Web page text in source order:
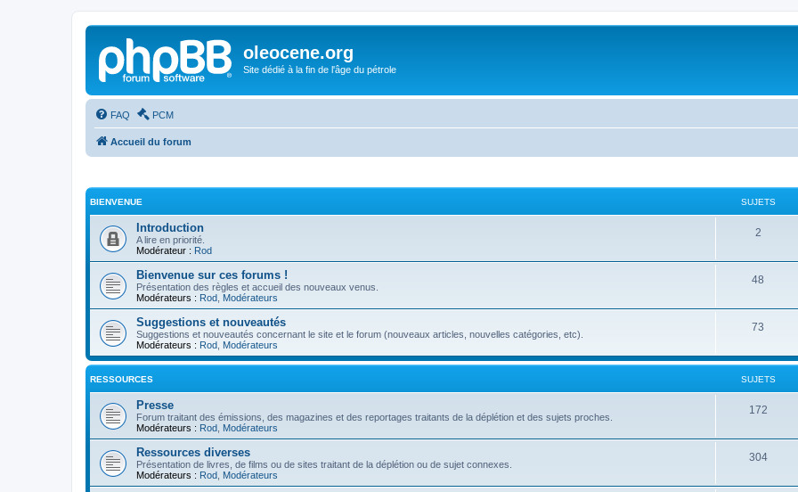
oleocene.org
Site dédié à la fin de l'âge du pétrole
FAQ PCM
Accueil du forum
BIENVENUE SUJETS
Introduction
A lire en priorité.
Modérateur : Rod
2
Bienvenue sur ces forums !
Présentation des règles et accueil des nouveaux venus.
Modérateurs : Rod Modérateurs
48
Suggestions et nouveautés
Suggestions et nouveautés concernant le site et le forum (nouveaux articles, nouvelles catégories, etc).
Modérateurs : Rod Modérateurs
73
RESSOURCES SUJETS
Presse
Forum traitant des émissions, des magazines et des reportages traitants de la déplétion et des sujets proches.
Modérateurs : Rod Modérateurs
172
Ressources diverses
Présentation de livres, de films ou de sites traitant de la déplétion ou de sujet connexes.
Modérateurs : Rod Modérateurs
304